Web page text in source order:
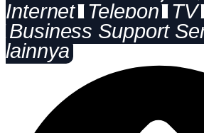
Internet
Telepon TV
Business Support
lainnya